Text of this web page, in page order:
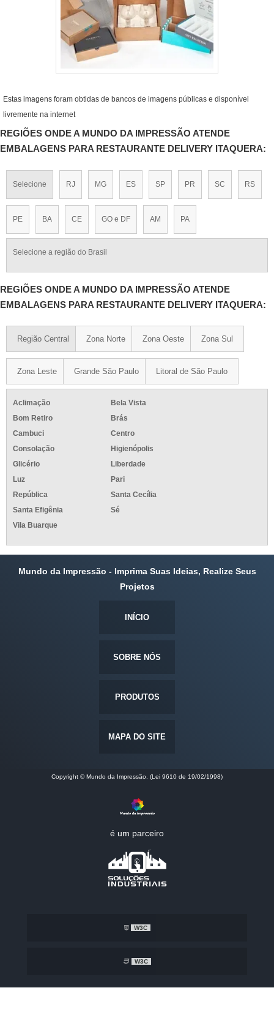
Estas imagens foram obtidas de bancos de imagens públicas e disponível
livremente na internet
REGIÕES ONDE A MUNDO DA IMPRESSÃO ATENDE
EMBALAGENS PARA RESTAURANTE DELIVERY ITAQUERA:
Selecione RJ MG ES SP PR SC RS
PE BA CE GO e DF AM PA
Selecione a região do Brasil
REGIÕES ONDE A MUNDO DA IMPRESSÃO ATENDE
EMBALAGENS PARA RESTAURANTE DELIVERY ITAQUERA:
Região Central Zona Norte Zona Oeste Zona Sul
Zona Leste Grande São Paulo Litoral de São Paulo
Aclimação
Bela Vista
Bom Retiro
Brás
Cambuci
Centro
Consolação
Higienópolis
Glicério
Liberdade
Luz
Pari
República
Santa Cecília
Santa Efigênia
Sé
Vila Buarque
Mundo da Impressão - Imprima Suas Ideias, Realize Seus
Projetos
INÍCIO
SOBRE NÓS
PRODUTOS
MAPA DO SITE
Copyright © Mundo da Impressão. (Lei 9610 de 19/02/1998)
é um parceiro
W3C
W3C